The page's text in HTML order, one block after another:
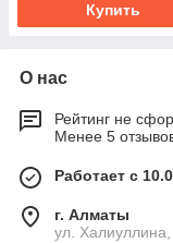
Купить
О нас
Рейтинг не
Менее 5
Работает с
г. Алматы
ул.